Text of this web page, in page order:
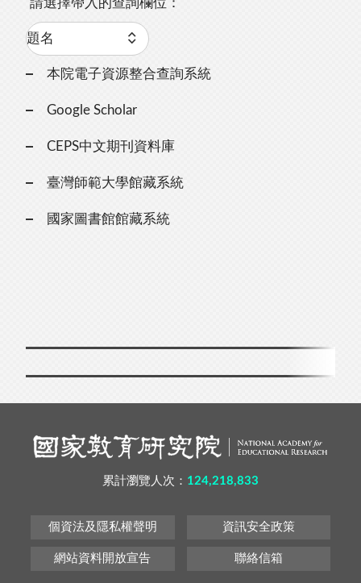
請選擇帶入的查詢欄位：
本院電子資源整合查詢系統
Google Scholar
CEPS中文期刊資料庫
臺灣師範大學館藏系統
國家圖書館館藏系統
累計瀏覽人次： 124,218,833
個資法及隱私權聲明 資訊安全政策
網站資料開放宣告 聯絡信箱